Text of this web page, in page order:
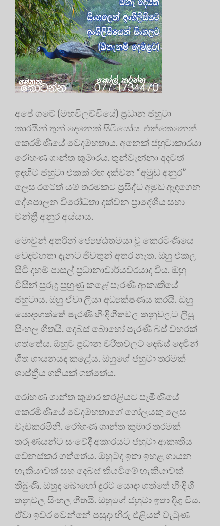
අපේ ගමේ (මහවිලච්චියේ) ප්‍රධාන ජහුටා
කාරයින් තුන් දෙනෙක් සිටියෝය. එක්කෙනෙක්
කෙරමිණියේ වෙදමහතාය. අනෙක් ජහුටාකාරයා
රෝහණ ශාන්ත කුමාරය. තුන්වැන්නා අදටත්
ඉඳහිට ජහුටා එකක් රඟ දක්වන “අමුඩ අනුර”
ලෙස රටේත් යම් තරමකට ප්‍රසිද්ධ අමුඩ ඇඳගෙන
දේශපාලන විරෝධතා දක්වන ප්‍රාදේශීය සභා
මන්ත්‍රී අනුර අය්යාය.
මොවුන් අතරින් ජ්‍යෙෂ්ඨතමයා වූ කෙරමිණියේ
වෙදමහතා දැනට ජීවතුන් අතර නැත. ඔහු එකල
සිටි දහම් පාසල් ප්‍රධානාචාර්යවරයාද විය. ඔහු
විසින් පුරුදු පුහුණු කළේ පැරණි ආකෘතියේ
ජහුටාය. ඔහු ඒවා ලියා අධ්‍යක්ෂණය කරයි. ඔහු
යොදාගත්තේ පැරණි හිංදි ගීතවල තනුවලට ලියූ
සිංහල ගීතයි. දෙබස් බොහෝ පැරණි බස් වහරක්
ගත්තේය. ඔහුම ප්‍රධාන චරිතවලට දෙබස් දෙමින්
ගීත ගායනයද කළේය. ඔහුගේ ජහුටා තරමක්
ශාස්ත්‍රීය ගතියක් ගත්තේය.
රෝහණ ශාන්ත කුමාර කරළියට පැමිණියේ
කෙරමිණියේ වෙදමහතාගේ ගෝලයකු ලෙස
වැඩකරමිනි. රෝහණ ශාන්ත කුමාර තරමක්
තරුණයන්ට සංවේදී අකාරයට ජහුටා ආකෘතිය
වෙනස්කර ගත්තේය. ඔහුටද ඉතා ඉහළ ගායන
හැකියාවක් සහ දෙබස් කියවීමේ හැකියාවක්
තිබුණි. ඔහුද බොහෝ දුරට යොදා ගත්තේ හිංදි ගී
තනුවල සිංහල ගීතයි. ඔහුගේ ජහුටා ඉතා දිගු විය.
ඒවා ඉවර වෙන්නේ පසුදා හිරු එළියත් වැටුණ